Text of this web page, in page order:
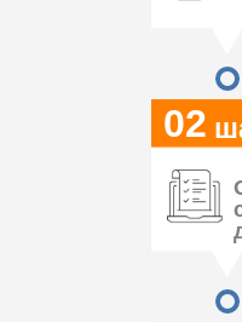
02